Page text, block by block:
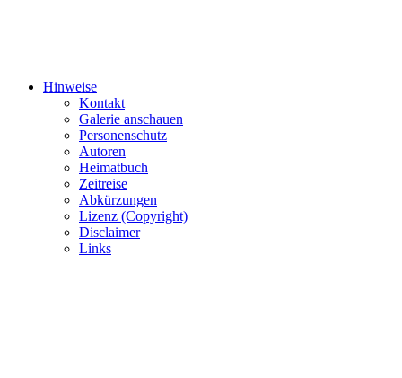
Hinweise
Kontakt
Galerie anschauen
Personenschutz
Autoren
Heimatbuch
Zeitreise
Abkürzungen
Lizenz (Copyright)
Disclaimer
Links